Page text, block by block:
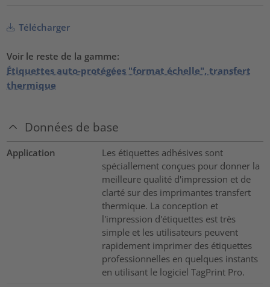
Télécharger
Voir le reste de la gamme:
Étiquettes auto-protégées "format échelle", transfert
thermique
Données de base
Application
Les étiquettes adhésives sont
spéciallement conçues pour donner la
meilleure qualité d'impression et de
clarté sur des imprimantes transfert
thermique. La conception et
l'impression d'étiquettes est très
simple et les utilisateurs peuvent
rapidement imprimer des étiquettes
professionnelles en quelques instants
en utilisant le logiciel TagPrint Pro.